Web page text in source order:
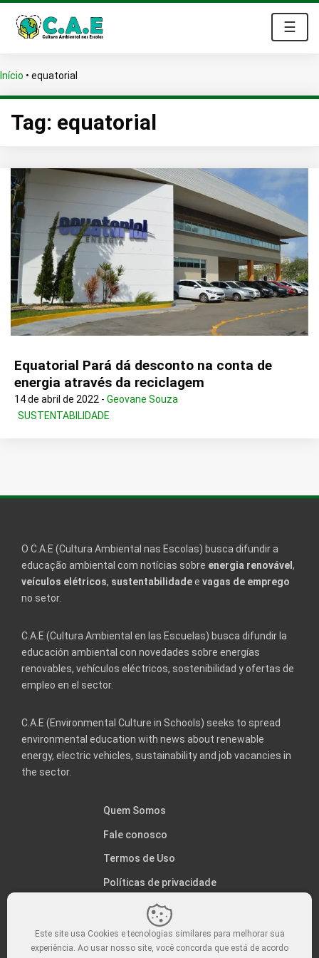
☰
Início • equatorial
Tag: equatorial
Equatorial Pará dá desconto na conta de
energia através da reciclagem
14 de abril de 2022 - Geovane Souza
SUSTENTABILIDADE
O C.A.E (Cultura Ambiental nas Escolas) busca difundir a
educação ambiental com notícias sobre energia renovável ,
veículos elétricos, sustentabilidadee vagas de emprego
no setor.
C.A.E (Cultura Ambiental en las Escuelas) busca difundir la
educación ambiental con novedades sobre energías
renovables, vehículos eléctricos, sostenibilidad y ofertas de
empleo en el sector.
C.A.E (Environmental Culture in Schools) seeks to spread
environmental education with news about renewable
energy, electric vehicles, sustainability and job vacancies in
the sector.
Quem Somos
Fale conosco
Termos de Uso
Políticas de privacidade
Este site usa Cookies e tecnologias similares para melhorar sua
experiência. Ao usar nosso site, você concorda que está de acordo